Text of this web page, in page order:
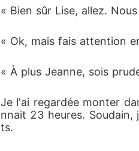
« Bien sûr Lise, allez.
« Ok, mais fais attention
« À plus Jeanne, sois
Je l'ai regardée monter
nnait 23 heures.
ts.